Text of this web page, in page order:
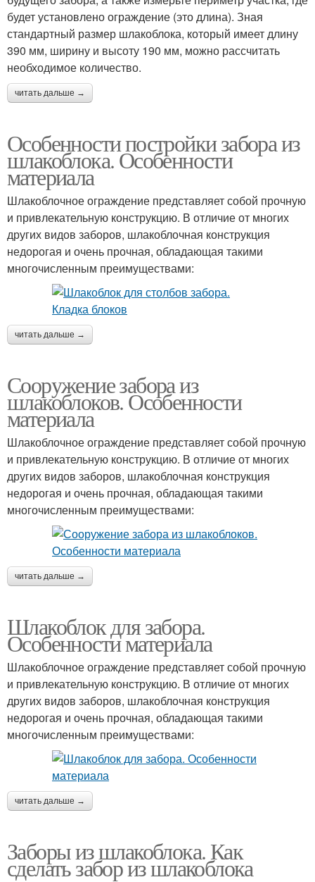
будет установлено ограждение (это длина). Зная
стандартный размер шлакоблока, который имеет длину
390 мм, ширину и высоту 190 мм, можно рассчитать
необходимое количество.
читать дальше →
Особенности постройки забора из
шлакоблока. Особенности
материала
Шлакоблочное ограждение представляет собой прочную
и привлекательную конструкцию. В отличие от многих
других видов заборов, шлакоблочная конструкция
недорогая и очень прочная, обладающая такими
многочисленным преимуществами:
читать дальше →
Сооружение забора из
шлакоблоков. Особенности
материала
Шлакоблочное ограждение представляет собой прочную
и привлекательную конструкцию. В отличие от многих
других видов заборов, шлакоблочная конструкция
недорогая и очень прочная, обладающая такими
многочисленным преимуществами:
читать дальше →
Шлакоблок для забора.
Особенности материала
Шлакоблочное ограждение представляет собой прочную
и привлекательную конструкцию. В отличие от многих
других видов заборов, шлакоблочная конструкция
недорогая и очень прочная, обладающая такими
многочисленным преимуществами:
читать дальше →
Заборы из шлакоблока. Как
сделать забор из шлакоблока